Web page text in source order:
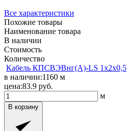
Все характеристики
Похожие товары
Наименование товара
В наличии
Стоимость
Количество
Кабель КПСВЭВнг(A)-LS 1x2x0,5
в наличии:1160 м
цена:83.9 руб.
м
В корзину